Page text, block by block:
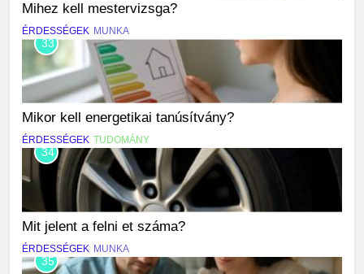
Mihez kell mestervizsga?
ÉRDESSÉGEK MUNKA
33
Mikor kell energetikai tanúsítvány?
ÉRDESSÉGEK TUDOMÁNY
34
Mit jelent a felni et száma?
ÉRDESSÉGEK MUNKA
35